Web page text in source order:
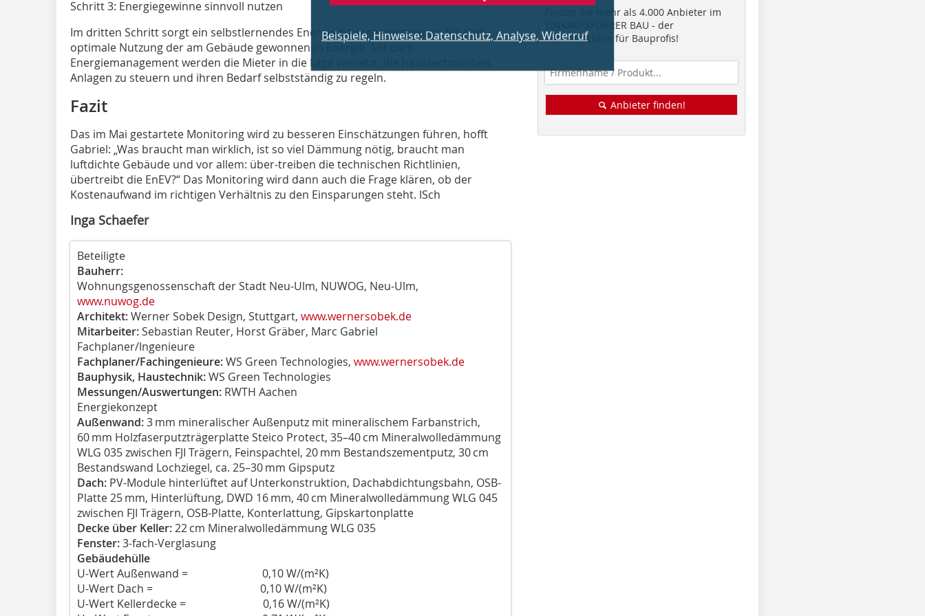
Schritt 3: Energiegewinne sinnvoll nutzen
Im dritten Schritt sorgt ein selbstlernendes Energiemanagementsystem für eine
optimale Nutzung der am Gebäude gewonnenen Energie. Mit dem
Energiemanagement werden die Mieter in die Lage versetzt, die haustechnischen
Anlagen zu steuern und ihren Bedarf selbstständig zu regeln.
Fazit
Das im Mai gestartete Monitoring wird zu besseren Einschätzungen führen, hofft
Gabriel: „Was braucht man wirklich, ist so viel Dämmung nötig, braucht man
luftdichte Gebäude und vor allem: über-treiben die technischen Richtlinien,
übertreibt die EnEV?“ Das Monitoring wird dann auch die Frage klären, ob der
Kostenaufwand im richtigen Verhältnis zu den Einsparungen steht. ISch
Inga Schaefer
Beteiligte
Bauherr:
Wohnungsgenossenschaft der Stadt Neu-Ulm, NUWOG, Neu-Ulm,
www.nuwog.de
Architekt:Werner Sobek Design, Stuttgart, www.wernersobek.de
Mitarbeiter:Sebastian Reuter, Horst Gräber, Marc Gabriel
Fachplaner/Ingenieure
Fachplaner/Fachingenieure:WS Green Technologies, www.wernersobek.de
Bauphysik, Haustechnik:WS Green Technologies
Messungen/Auswertungen: RWTH Aachen
Energiekonzept
Außenwand:3 mm mineralischer Außenputz mit mineralischem Farbanstrich,
60 mm Holzfaserputzträgerplatte Steico Protect, 35–40 cm Mineralwolledämmung
WLG 035 zwischen FJI Trägern, Feinspachtel, 20 mm Bestandszementputz, 30 cm
Bestandswand Lochziegel, ca. 25–30 mm Gipsputz
Dach: PV-Module hinterlüftet auf Unterkonstruktion, Dachabdichtungsbahn, OSB-
Platte 25 mm, Hinterlüftung, DWD 16 mm, 40 cm Mineralwolledämmung WLG 045
zwischen FJI Trägern, OSB-Platte, Konterlattung, Gipskartonplatte
Decke über Keller:22 cm Mineralwolledämmung WLG 035
Fenster:3-fach-Verglasung
Gebäudehülle
U-Wert Außenwand = 0,10 W/(m²K)
U-Wert Dach = 0,10 W/(m²K)
U-Wert Kellerdecke = 0,16 W/(m²K)
Finden Sie mehr als 4.000 Anbieter im
EINKAUFSFÜHRER BAU - der
Suchmaschine für Bauprofis!
Anbieter finden!